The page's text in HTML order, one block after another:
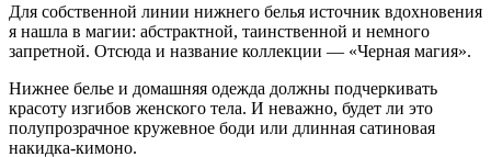
Для собственной линии нижнего белья источник вдохновения
я нашла в магии: абстрактной, таинственной и немного
запретной. Отсюда и название коллекции — «Черная магия».
Нижнее белье и домашняя одежда должны подчеркивать
красоту изгибов женского тела. И неважно, будет ли это
полупрозрачное кружевное боди или длинная сатиновая
накидка-кимоно.